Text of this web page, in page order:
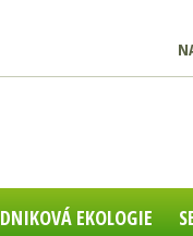
EKOLOGIE